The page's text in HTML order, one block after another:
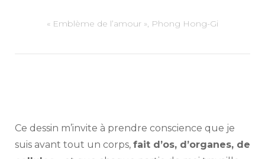
« Emblème de l’amour », Phong Hong-Gi
Ce dessin m’invite à prendre conscience que je
suis avant tout un corps, fait d’os, d’organes, de